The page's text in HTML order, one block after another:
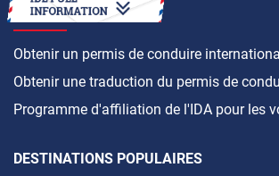
COMMENT FAIRE
Obtenir un permis de conduire
Obtenir une traduction du permis de
Programme d'affiliation de l'IDA pour les
DESTINATIONS POPULAIRES